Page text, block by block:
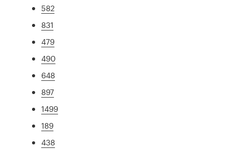
582
831
479
490
648
897
1499
189
438